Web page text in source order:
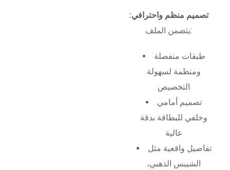
تصميم منظم واحترافي:
يتضمن الملف:
طبقات منفصلة
ومنظمة لسهولة
التخصيص
تصميم أمامي
وخلفي للبطاقة بدقة
عالية
تفاصيل واقعية مثل
الشيبس الذهبي،